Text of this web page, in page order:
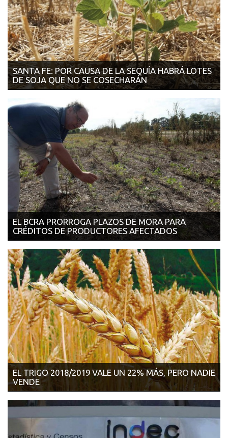
SANTA FE: POR CAUSA DE LA SEQUÍA HABRÁ LOTES
DE SOJA QUE NO SE COSECHARÁN
de las ofertas forrajeras y los...
EL BCRA PRORROGA PLAZOS DE MORA PARA
CRÉDITOS DE PRODUCTORES AFECTADOS
la jornada inaugural de Expoa...
EL TRIGO 2018/2019 VALE UN 22% MÁS, PERO NADIE
VENDE
cotiza a US$193,50...